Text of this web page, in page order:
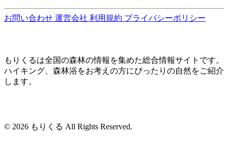
お問い合わせ 運営会社 利用規約 プライバシーポリシー
もりくるは全国の森林の情報を集めた総合情報サイトです。
ハイキング、森林浴をお考えの方にぴったりの自然をご紹介
します。
© 2026 もりくる All Rights Reserved.